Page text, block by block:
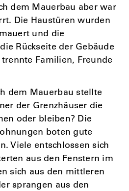
dem Mauerbau aber war
Die Haustüren wurden
und die
Rückseite der Gebäude
Familien, Freunde
dem Mauerbau stellte
der Grenzhäuser die
oder bleiben? Die
boten gute
Viele entschlossen sich
aus den Fenstern im
sich aus den mittleren
sprangen aus den